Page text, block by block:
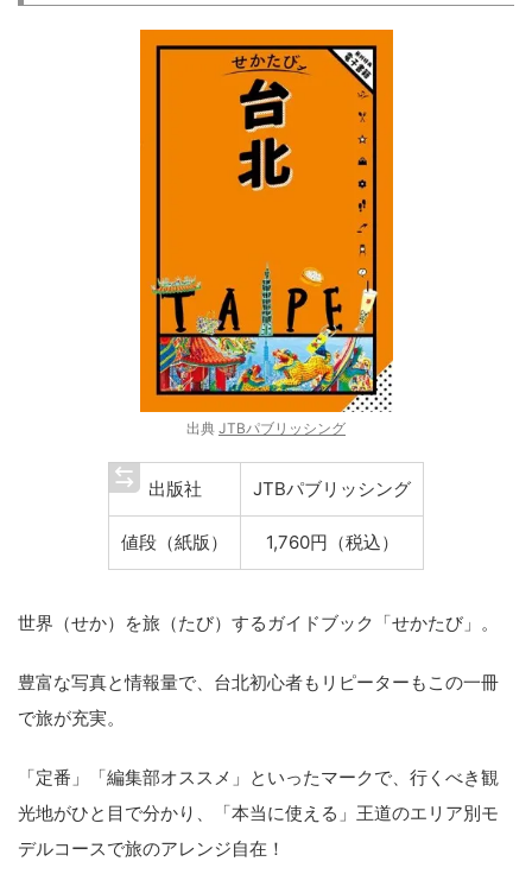
出典 JTBパブリッシング
出版社 JTBパブリッシング
値段（紙版） 1,760円（税込）
世界（せか）を旅（たび）するガイドブック「せかたび」。
豊富な写真と情報量で、台北初心者もリピーターもこの一冊
で旅が充実。
「定番」「編集部オススメ」といったマークで、行くべき観
光地がひと目で分かり、「本当に使える」王道のエリア別モ
デルコースで旅のアレンジ自在！